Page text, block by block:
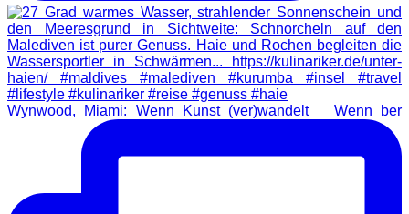
Wynwood, Miami: Wenn Kunst (ver)wandelt Wenn ber